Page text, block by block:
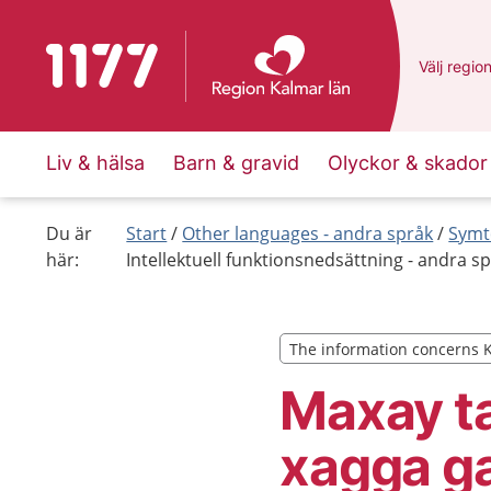
To start page for 1177 Du har
Välj en
region
Liv & hälsa Barn & gravid Olyckor & skador
Du är
här:
Start Other languages - andra språk
Intellektuell funktionsnedsättning - andra
Maxay
xagga
The information concerns
The information concerns